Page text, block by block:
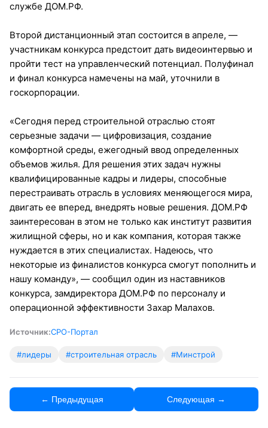
службе ДОМ.РФ.
Второй дистанционный этап состоится в апреле, —
участникам конкурса предстоит дать видеоинтервью и
пройти тест на управленческий потенциал. Полуфинал
и финал конкурса намечены на май, уточнили в
госкорпорации.
«Сегодня перед строительной отраслью стоят
серьезные задачи — цифровизация, создание
комфортной среды, ежегодный ввод определенных
объемов жилья. Для решения этих задач нужны
квалифицированные кадры и лидеры, способные
перестраивать отрасль в условиях меняющегося мира,
двигать ее вперед, внедрять новые решения. ДОМ.РФ
заинтересован в этом не только как институт развития
жилищной сферы, но и как компания, которая также
нуждается в этих специалистах. Надеюсь, что
некоторые из финалистов конкурса смогут пополнить и
нашу команду», — сообщил один из наставников
конкурса, замдиректора ДОМ.РФ по персоналу и
операционной эффективности Захар Малахов.
Источник:СРО-Портал
#лидеры #строительная отрасль #Минстрой
← Предыдущая Следующая →